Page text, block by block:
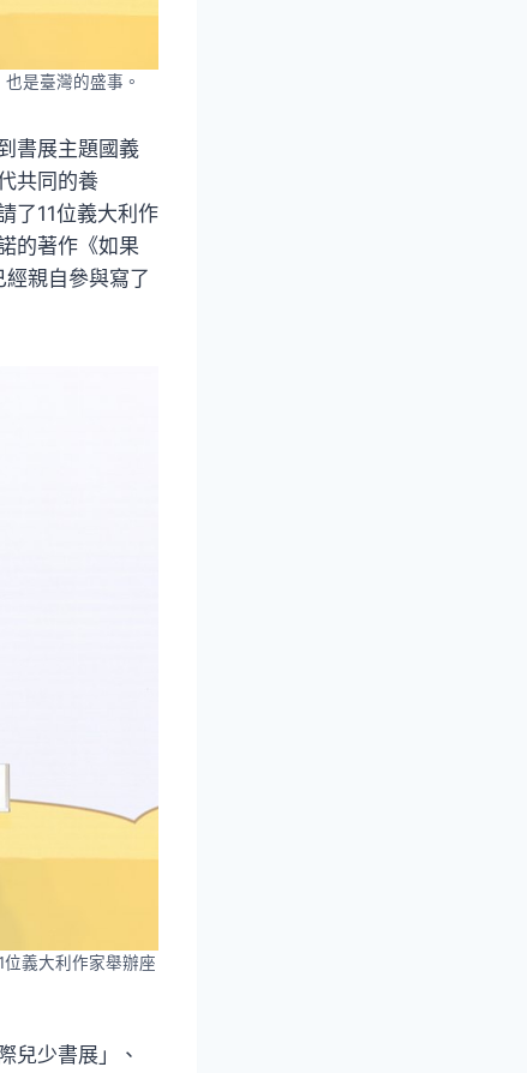
是臺灣的盛事。
書展主題國義
共同的養
了11位義大利作
的著作《如果
親自參與寫了
義大利作家舉辦座
兒少書展」、